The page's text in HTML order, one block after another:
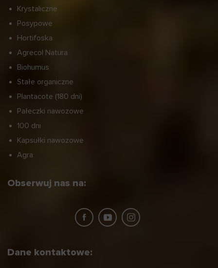
Krystaliczne
Posypowe
Hortifoska
Agrecol Natura
Biohumus
Stałe organiczne
Plantacote (180 dni)
Pałeczki nawozowe
100 dni
Kapsułki nawozowe
Agra
Obserwuj nas na:
Dane kontaktowe: